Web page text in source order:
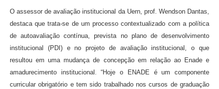
O assessor de avaliação institucional da Uern, prof. Wendson Dantas,
destaca que trata-se de um processo contextualizado com a política
de autoavaliação contínua, prevista no plano de desenvolvimento
institucional (PDI) e no projeto de avaliação institucional, o que
resultou em uma mudança de concepção em relação ao Enade e
amadurecimento institucional. “Hoje o ENADE é um componente
curricular obrigatório e tem sido trabalhado nos cursos de graduação